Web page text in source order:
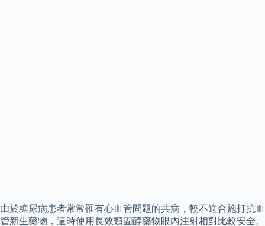
由於糖尿病患者常常罹有心血管問題的共病，較不適合施打抗血
管新生藥物，這時使用長效類固醇藥物眼內注射相對比較安全。